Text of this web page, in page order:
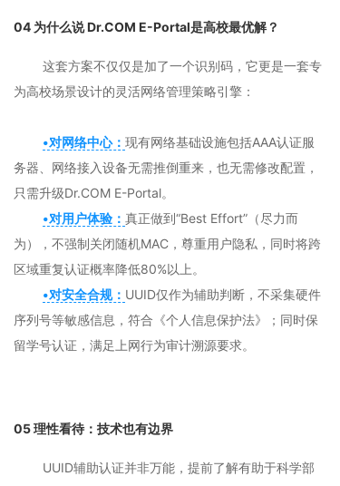
04 为什么说 Dr.COM E-Portal是高校最优解？
这套方案不仅仅是加了一个识别码，它更是一套专
为高校场景设计的灵活网络管理策略引擎：
•对网络中心： 现有网络基础设施包括AAA认证服
务器、网络接入设备无需推倒重来，也无需修改配置，
只需升级Dr.COM E-Portal。
•对用户体验： 真正做到“Best Effort”（尽力而
为），不强制关闭随机MAC，尊重用户隐私，同时将跨
区域重复认证概率降低80%以上。
•对安全合规： UUID仅作为辅助判断，不采集硬件
序列号等敏感信息，符合《个人信息保护法》；同时保
留学号认证，满足上网行为审计溯源要求。
05 理性看待：技术也有边界
UUID辅助认证并非万能，提前了解有助于科学部